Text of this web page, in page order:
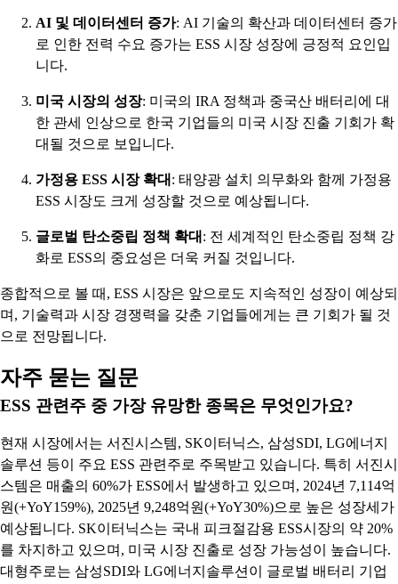
AI 및 데이터센터 증가: AI 기술의 확산과 데이터센터 증가
로 인한 전력 수요 증가는 ESS 시장 성장에 긍정적 요인입
니다.
미국 시장의 성장: 미국의 IRA 정책과 중국산 배터리에 대
한 관세 인상으로 한국 기업들의 미국 시장 진출 기회가 확
대될 것으로 보입니다.
가정용 ESS 시장 확대 : 태양광 설치 의무화와 함께 가정용
ESS 시장도 크게 성장할 것으로 예상됩니다.
글로벌 탄소중립 정책 확대 : 전 세계적인 탄소중립 정책 강
화로 ESS의 중요성은 더욱 커질 것입니다.
종합적으로 볼 때, ESS 시장은 앞으로도 지속적인 성장이 예상되
며, 기술력과 시장 경쟁력을 갖춘 기업들에게는 큰 기회가 될 것
으로 전망됩니다.
자주 묻는 질문
ESS 관련주 중 가장 유망한 종목은 무엇인가요?
현재 시장에서는 서진시스템, SK이터닉스, 삼성SDI, LG에너지
솔루션 등이 주요 ESS 관련주로 주목받고 있습니다. 특히 서진시
스템은 매출의 60%가 ESS에서 발생하고 있으며, 2024년 7,114억
원(+YoY159%), 2025년 9,248억원(+YoY30%)으로 높은 성장세가
예상됩니다. SK이터닉스는 국내 피크절감용 ESS시장의 약 20%
를 차지하고 있으며, 미국 시장 진출로 성장 가능성이 높습니다.
대형주로는 삼성SDI와 LG에너지솔루션이 글로벌 배터리 기업